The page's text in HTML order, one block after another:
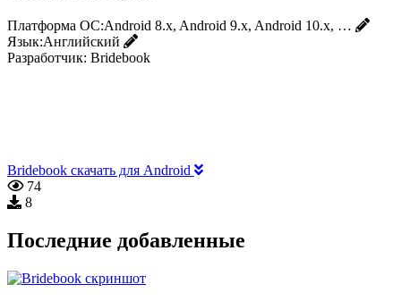
Платформа ОС:Android 8.x, Android 9.x, Android 10.x, …
Язык:Английский
Разработчик: Bridebook
Bridebook скачать для Android
74
8
Последние добавленные